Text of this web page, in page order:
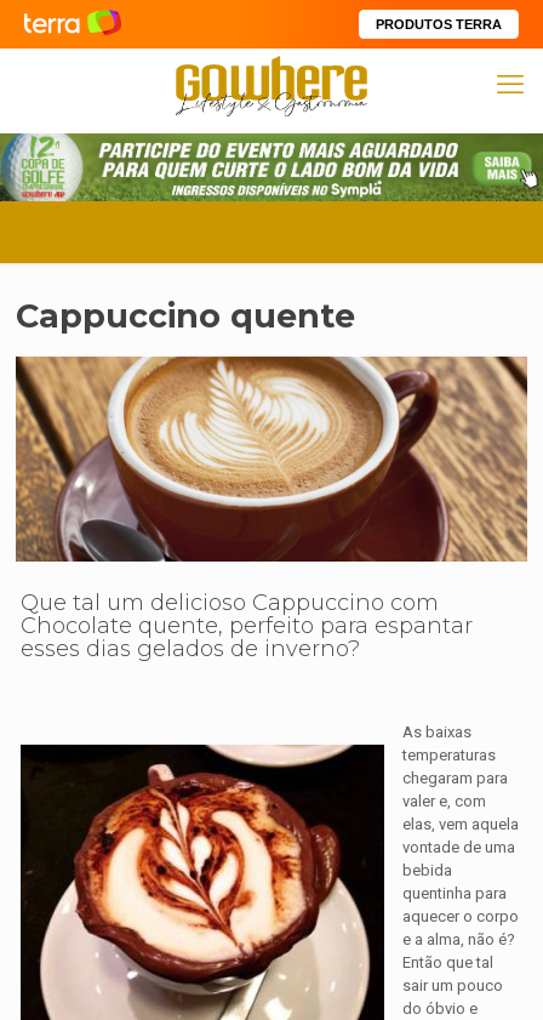
PRODUTOS TERRA
Cappuccino quente
Que tal um delicioso Cappuccino com
Chocolate quente, perfeito para espantar
esses dias gelados de inverno?
As baixas
temperaturas
chegaram para
valer e, com
elas, vem aquela
vontade de uma
bebida
quentinha para
aquecer o corpo
e a alma, não é?
Então que tal
sair um pouco
do óbvio e